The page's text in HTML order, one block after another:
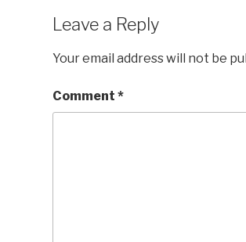
Leave a Reply
Your email address will not be
Comment *